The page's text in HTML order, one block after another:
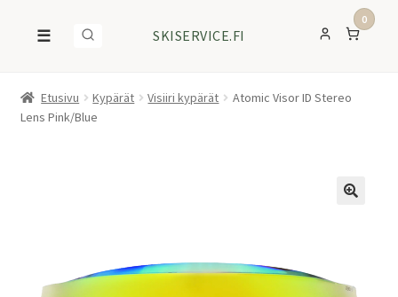
☰ SKISERVICE.FI
0
Etusivu Kypärät Visiiri kypärät
Atomic Visor ID Stereo
Lens Pink/Blue